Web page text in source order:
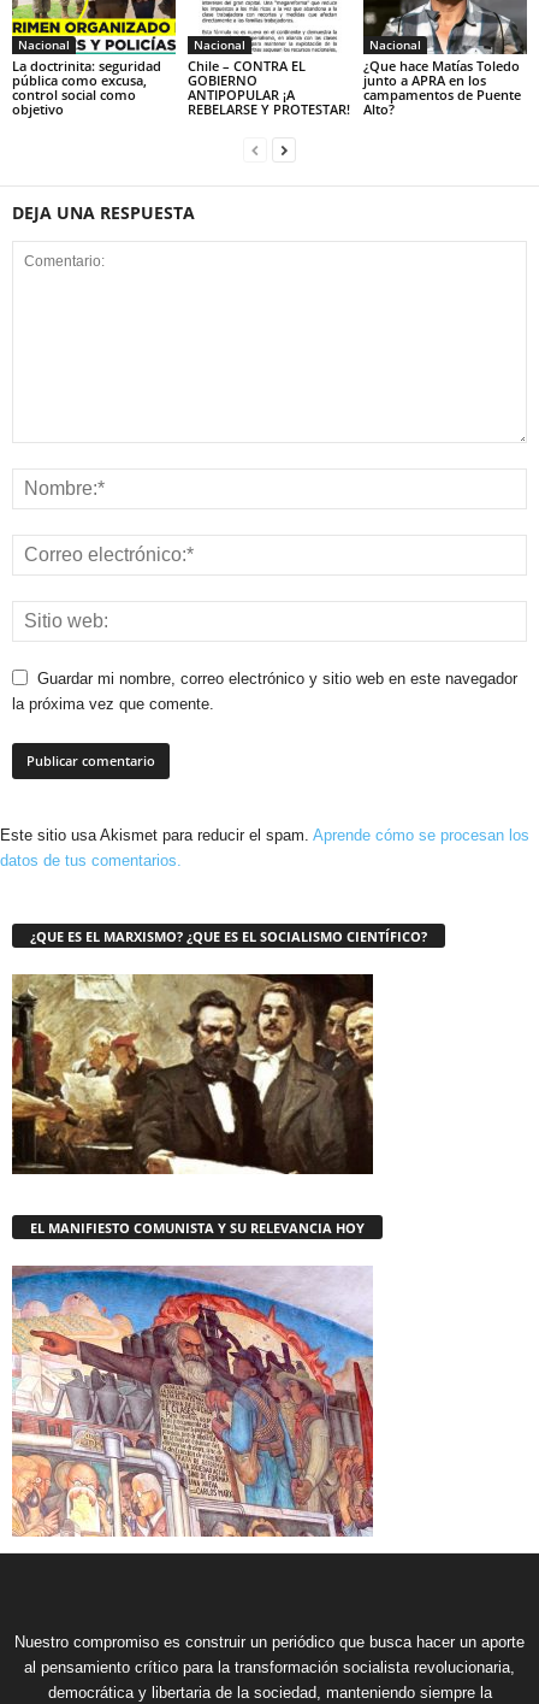
Nacional
La doctrinita: seguridad
pública como excusa,
control social como
objetivo
Nacional
Chile – CONTRA EL
GOBIERNO
ANTIPOPULAR ¡A
REBELARSE Y PROTESTAR!
Nacional
¿Que hace Matías Toledo
junto a APRA en los
campamentos de Puente
Alto?
DEJA UNA RESPUESTA
Guardar mi nombre, correo electrónico y sitio web en este navegador
la próxima vez que comente.
Este sitio usa Akismet para reducir el spam. Aprende cómo se procesan los
datos de tus comentarios.
¿QUE ES EL MARXISMO? ¿QUE ES EL SOCIALISMO CIENTÍFICO?
EL MANIFIESTO COMUNISTA Y SU RELEVANCIA HOY
Nuestro compromiso es construir un periódico que busca hacer un aporte
al pensamiento crítico para la transformación socialista revolucionaria,
democrática y libertaria de la sociedad, manteniendo siempre la